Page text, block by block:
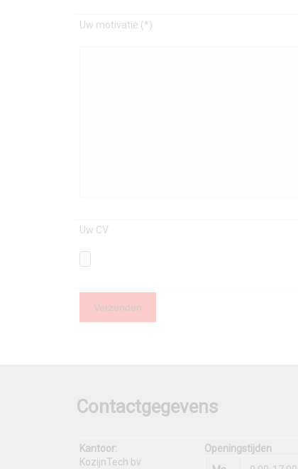
Uw motivatie (*)
Uw CV
Contactgegevens
Kantoor:
KozijnTech bv
Openingstijden